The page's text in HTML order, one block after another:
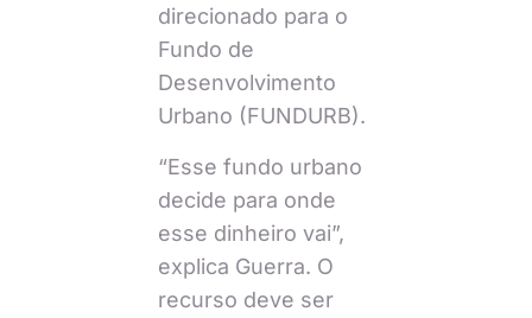
direcionado para o
Fundo de
Desenvolvimento
Urbano (FUNDURB).
“Esse fundo urbano
decide para onde
esse dinheiro vai”,
explica Guerra. O
recurso deve ser